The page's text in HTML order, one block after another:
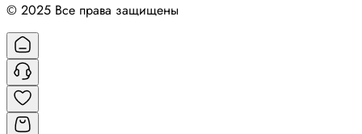
© 2025 Все права защищены